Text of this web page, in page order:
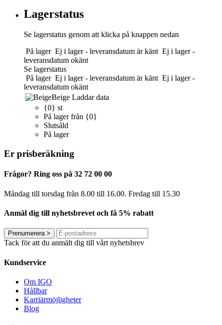
Lagerstatus
Se lagerstatus genom att klicka på knappen nedan
På lager Ej i lager - leveransdatum är känt Ej i lager -
leveransdatum okänt
Se lagerstatus
På lager Ej i lager - leveransdatum är känt Ej i lager -
leveransdatum okänt
Beige Laddar data
{0} st
På lager från {0}
Slutsåld
På lager
Er prisberäkning
Frågor? Ring oss på 32 72 00 00
Måndag till torsdag från 8.00 till 16.00. Fredag ​​till 15.30
Anmäl dig till nyhetsbrevet och få 5% rabatt
Prenumerera>
Tack för att du anmält dig till vårt nyhetsbrev
Kundservice
Om IGO
Hållbar
Karriärmöjligheter
Blog